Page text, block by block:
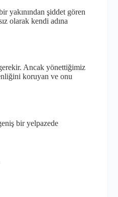
yakınından şiddet gören
olarak kendi adına
Ancak yönettiğimiz
koruyan ve onu
bir yelpazede